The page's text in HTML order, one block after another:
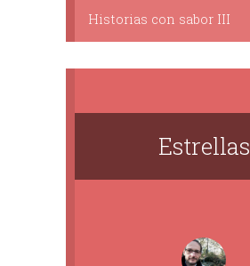
Historias con sabor III
Estrellas